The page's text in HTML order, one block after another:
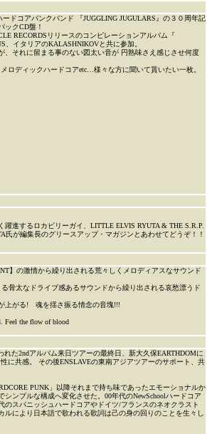
ドコアパンクバンド 『JUGGLING JUGULARS』の３０周年記
ックCD盤！
RECORDSリリースのコンピレーションアルバム『
、イタリアのKALASHNIKOVと共に参加。
それに留まる事のない図太い音が 円熟味さえ感じさせ何度
ロディックハードコアetc…様々な方に聞いて貰いたい一枚。
進するロカビリーガイ、LITTLE ELVIS RYUTA & THE S.R.P.
氏が編集長のグリースアップ・マガジンとあわせてどうぞ！！
】の激情から繰り出される荒々しくメロディアスなサウンド
骨太なドライブ感あるサウンドから繰り出される哀愁漂うド
上がる! 魂を揺さ振る情念の音塊!!!
Feel the flow of blood
た2ndアルバム来日ツアーの最終日、新大久保EARTHDOMに
に共感。 その後ENSLAVEの東南アジアツアーのサポート、共
PUNK」以降それまで持ち味であったエモーショナルか
ンプルな構成へ変化させた。00年代のNewSchoolハードコア
スパニッシュハードコアやドイツ/フランスのネオクラスト
により日本語で歌われる歌詞は己の身の回りのことを生々し